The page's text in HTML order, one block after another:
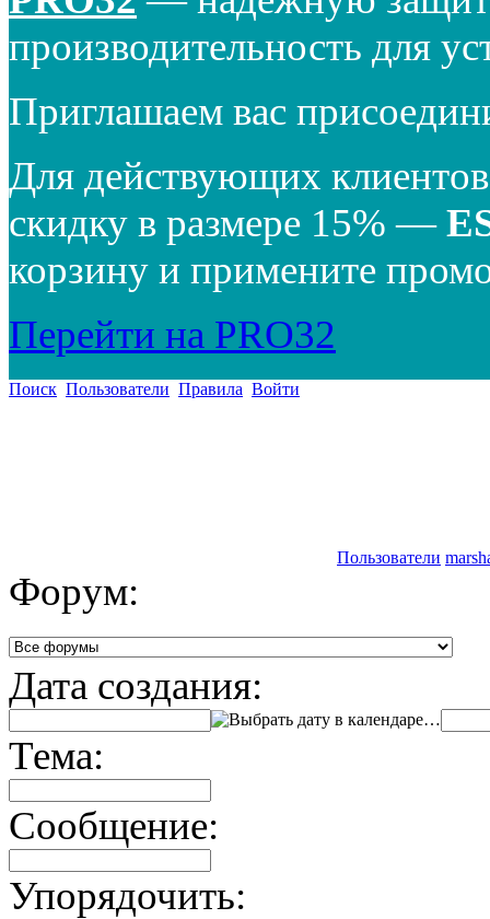
производительность для
Приглашаем вас
Для действующих
скидку в размере 15% —
корзину и примените
Перейти на PRO32
Поиск Пользователи Правила Войти
Пользователи
Форум:
Дата создания:
…
Тема:
Сообщение:
Упорядочить: